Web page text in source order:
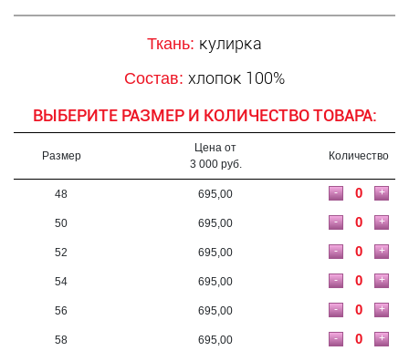
Ткань: кулирка
Состав: хлопок 100%
ВЫБЕРИТЕ РАЗМЕР И КОЛИЧЕСТВО ТОВАРА:
Размер
Цена от
3 000 руб.
Количество
48 695,00 +
-
50 695,00 +
-
52 695,00 +
-
54 695,00 +
-
56 695,00 +
-
58 695,00 +
-